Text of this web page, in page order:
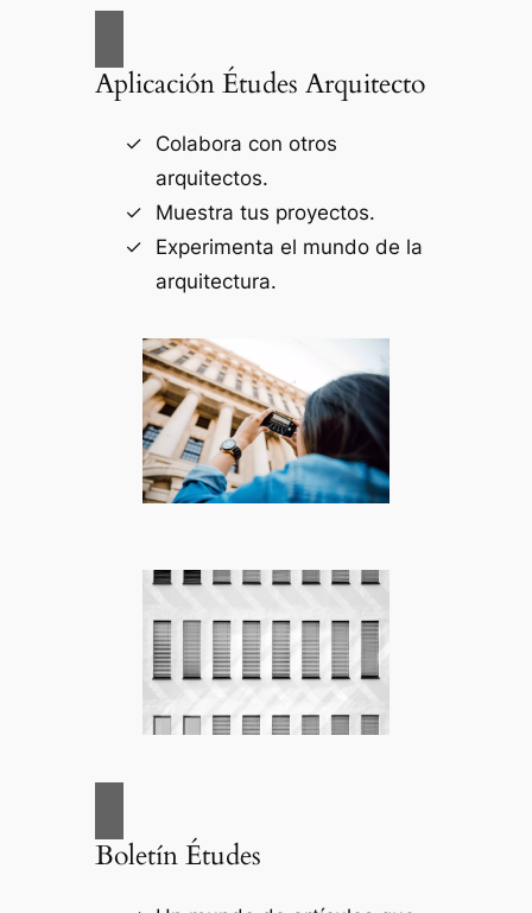
Aplicación Études Arquitecto
Colabora con otros
arquitectos.
Muestra tus proyectos.
Experimenta el mundo de la
arquitectura.
Boletín Études